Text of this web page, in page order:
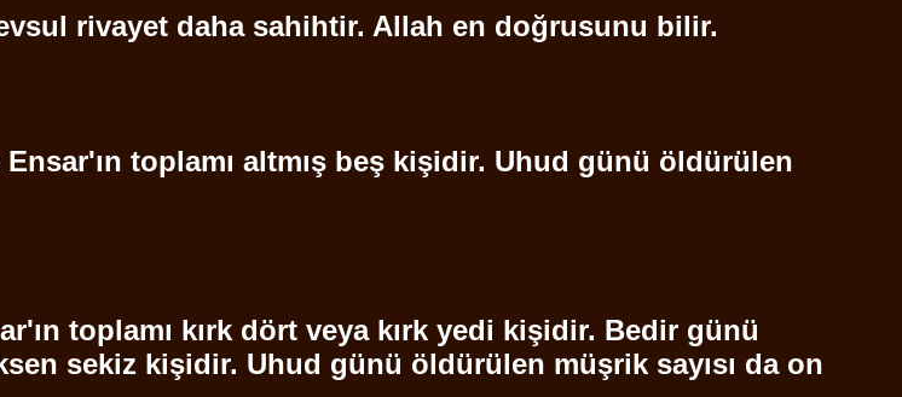
rivayet daha sahihtir. Allah en doğrusunu bilir.
Ensar'ın toplamı altmış beş kişidir. Uhud günü öldürülen
toplamı kırk dört veya kırk yedi kişidir. Bedir günü
sekiz kişidir. Uhud günü öldürülen müşrik sayısı da on